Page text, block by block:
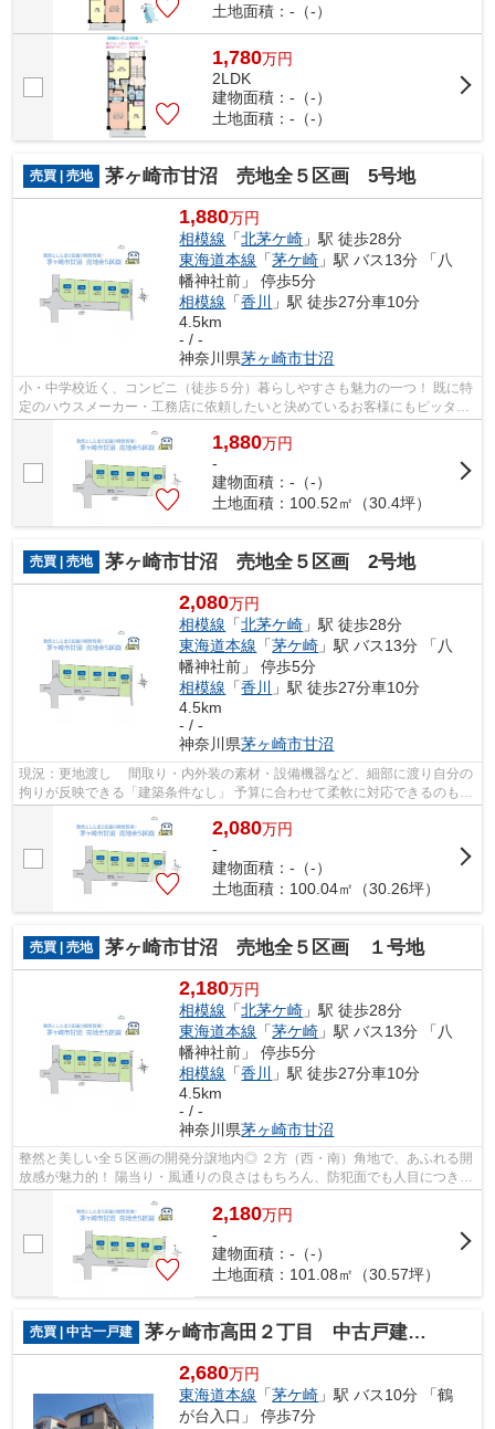
土地面積：-（-）
1,780万円
2LDK
建物面積：-（-）
土地面積：-（-）
売買 | 売地 茅ヶ崎市甘沼 売地全５区画 5号地
1,880万円
相模線 「北茅ケ崎 」駅 徒歩28分
東海道本線 「茅ケ崎 」駅 バス13分 「八
幡神社前」 停歩5分
相模線 「香川
」駅 徒歩27分車10分
4.5km
- / -
神奈川県茅ヶ崎市甘沼
小・中学校近く、コンビニ（徒歩５分）暮らしやすさも魅力の一つ！ 既に特
定のハウスメーカー・工務店に依頼したいと決めているお客様にもピッタリ
1,880万円
-
建物面積：-（-）
土地面積：100.52㎡（30.4坪）
売買 | 売地 茅ヶ崎市甘沼 売地全５区画 2号地
2,080万円
相模線 「北茅ケ崎 」駅 徒歩28分
東海道本線 「茅ケ崎 」駅 バス13分 「八
幡神社前」 停歩5分
相模線 「香川
」駅 徒歩27分車10分
4.5km
- / -
神奈川県茅ヶ崎市甘沼
現況：更地渡し 間取り・内外装の素材・設備機器など、細部に渡り自分の
拘りが反映できる「建築条件なし」 予算に合わせて柔軟に対応できるのも魅
力の一つではないでしょうか♪ こだ...
2,080万円
-
建物面積：-（-）
土地面積：100.04㎡（30.26坪）
売買 | 売地 茅ヶ崎市甘沼 売地全５区画 １号地
2,180万円
相模線 「北茅ケ崎 」駅 徒歩28分
東海道本線 「茅ケ崎 」駅 バス13分 「八
幡神社前」 停歩5分
相模線 「香川 」駅 徒歩27分車10分
4.5km
- / -
神奈川県茅ヶ崎市甘沼
整然と美しい全５区画の開発分譲地内◎ ２方（西・南）角地で、あふれる開
放感が魅力的！ 陽当り・風通りの良さはもちろん、防犯面でも人目につきや
2,180万円
-
建物面積：-（-）
土地面積：101.08㎡（30.57坪）
売買 | 中古一戸建 茅ヶ崎市高田２丁目 中古戸建 30.76坪
2,680万円
東海道本線 「茅ケ崎 」駅 バス10分 「鶴
が台入口」 停歩7分